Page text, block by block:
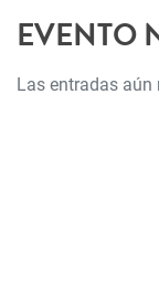
EVENTO
Las entradas aún